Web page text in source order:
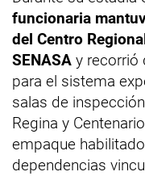
funcionaria
del Centro
SENASA y recorrió
para el sistema
salas de
Regina y
empaque
dependencias